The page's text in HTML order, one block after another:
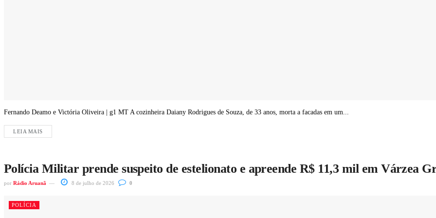
Fernando Deamo e Victória Oliveira | g1 MT A cozinheira Daiany Rodrigues de Souza, de 33 anos, morta a facadas em um...
LEIA MAIS
Polícia Militar prende suspeito de estelionato e apreende R$ 11,3 mil em Várzea
por Rádio Aruanã 8 de julho de 2026 0
POLÍCIA